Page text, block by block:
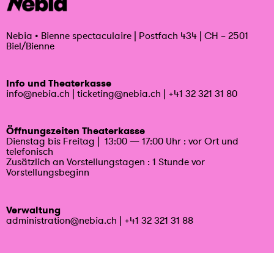
Nebia • Bienne spectaculaire | Postfach 434 | CH – 2501
Biel/Bienne
Info und Theaterkasse
info@nebia.ch | ticketing@nebia.ch | +41 32 321 31 80
Öffnungszeiten Theaterkasse
Dienstag bis Freitag | 13:00 — 17:00 Uhr : vor Ort und
telefonisch
Zusätzlich an Vorstellungstagen : 1 Stunde vor
Vorstellungsbeginn
Verwaltung
administration@nebia.ch | +41 32 321 31 88